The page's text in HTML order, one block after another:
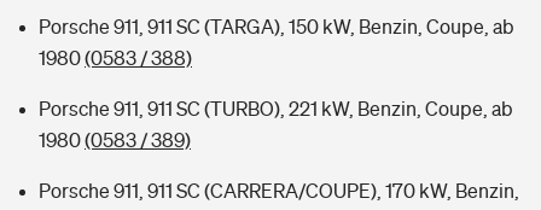
Porsche 911, 911 SC (TARGA), 150 kW, Benzin, Coupe, ab
1980(0583 / 388)
Porsche 911, 911 SC (TURBO), 221 kW, Benzin, Coupe, ab
1980(0583 / 389)
Porsche 911, 911 SC (CARRERA/COUPE), 170 kW, Benzin,